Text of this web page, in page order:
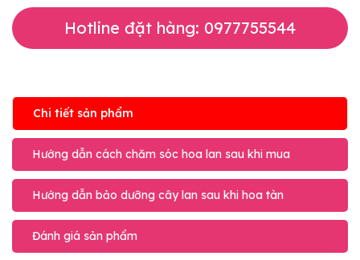
Hotline đặt hàng: 0977755544
Chi tiết sản phẩm
Hướng dẫn cách chăm sóc hoa lan sau khi mua
Hướng dẫn bảo dưỡng cây lan sau khi hoa tàn
Đánh giá sản phẩm